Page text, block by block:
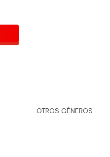
OTROS GÉNEROS